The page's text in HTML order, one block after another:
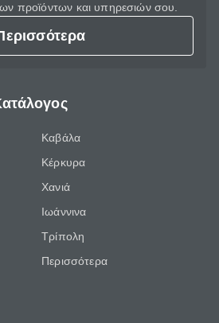
προϊόντων και υπηρεσιών σου.
Καβάλα
Κέρκυρα
Χανιά
Ιωάννινα
Τρίπολη
Περισσότερα